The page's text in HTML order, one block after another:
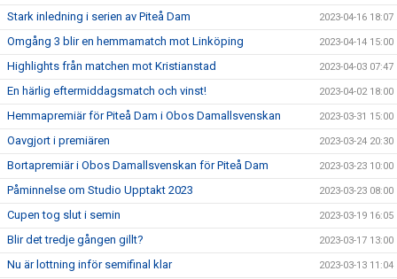
Stark inledning i serien av Piteå Dam 2023-04-16 18:07
Omgång 3 blir en hemmamatch mot Linköping 2023-04-14 15:00
Highlights från matchen mot Kristianstad 2023-04-03 07:47
En härlig eftermiddagsmatch och vinst! 2023-04-02 18:00
Hemmapremiär för Piteå Dam i Obos Damallsvenskan 2023-03-31 15:00
Oavgjort i premiären 2023-03-24 20:30
Bortapremiär i Obos Damallsvenskan för Piteå Dam 2023-03-23 10:00
Påminnelse om Studio Upptakt 2023 2023-03-23 08:00
Cupen tog slut i semin 2023-03-19 16:05
Blir det tredje gången gillt? 2023-03-17 13:00
Nu är lottning inför semifinal klar 2023-03-13 11:04